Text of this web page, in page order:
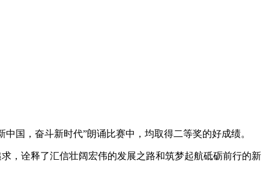
国，奋斗新时代”朗诵比赛中，均取得二等奖的好成绩。
，诠释了汇信壮阔宏伟的发展之路和筑梦起航砥砺前行的新